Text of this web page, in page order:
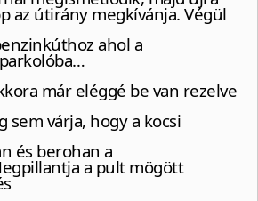
az útirány megkívánja. Végül
ahol a
már eléggé be van rezelve
sem várja, hogy a kocsi
és berohan a
a pult mögött